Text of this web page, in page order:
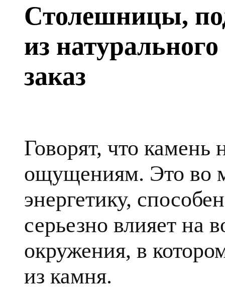
Столешницы,
из
заказ
Говорят, что
ощущениям. Это во
энергетику,
серьезно влияет на
окружения, в
из камня.